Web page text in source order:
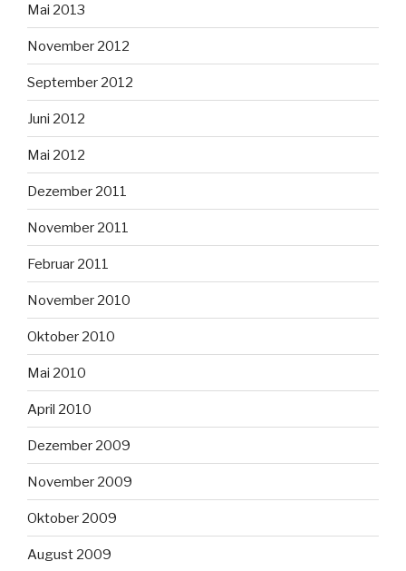
Mai 2013
November 2012
September 2012
Juni 2012
Mai 2012
Dezember 2011
November 2011
Februar 2011
November 2010
Oktober 2010
Mai 2010
April 2010
Dezember 2009
November 2009
Oktober 2009
August 2009